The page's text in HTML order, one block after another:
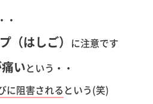
・
（はしご）
に注意です
いという・・
に阻害されるという(笑)